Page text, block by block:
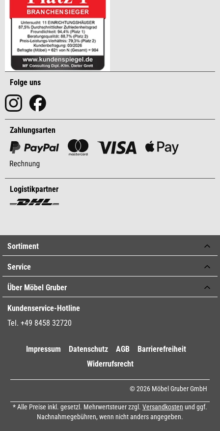
Folge uns
Zahlungsarten
Logistikpartner
Sortiment
Service
Über Möbel Gruber
Kundenservice-Hotline
Tel. +49 8458 32720
Impressum Datenschutz AGB
Barrierefreiheit
Widerrufsrecht
© 2026 Möbel Gruber GmbH
* Alle Preise inkl. gesetzl. Mehrwertsteuer zzgl. Versandkosten und ggf.
Nachnahmegebühren, wenn nicht anders angegeben.